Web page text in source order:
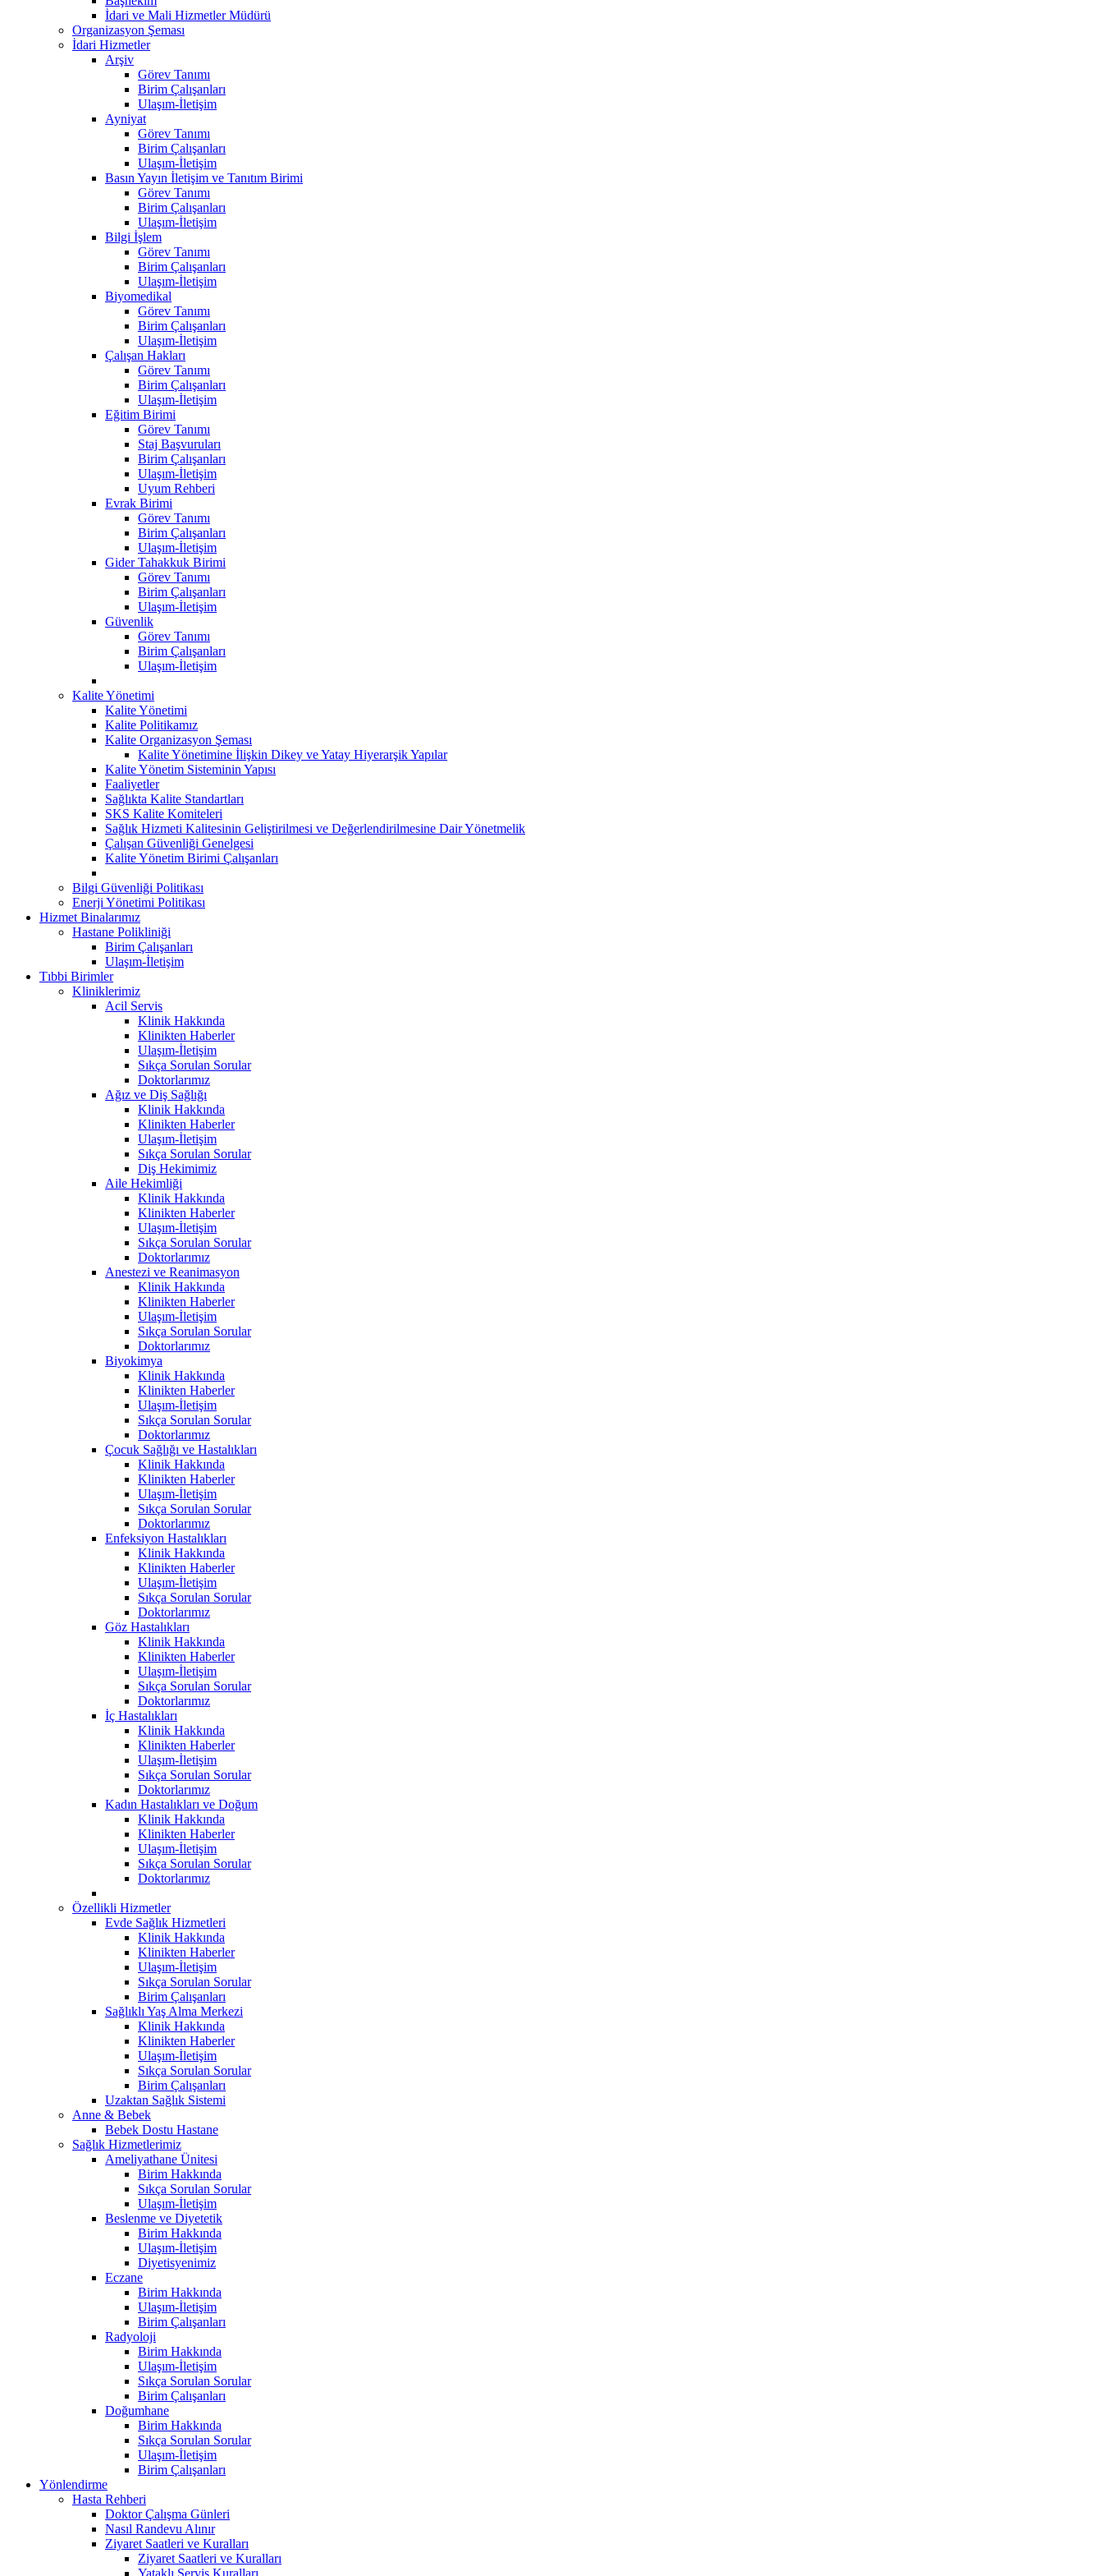
İdari ve Mali Hizmetler Müdürü
Organizasyon Şeması
İdari Hizmetler
Arşiv
Görev Tanımı
Birim Çalışanları
Ulaşım-İletişim
Ayniyat
Görev Tanımı
Birim Çalışanları
Ulaşım-İletişim
Basın Yayın İletişim ve Tanıtım Birimi
Görev Tanımı
Birim Çalışanları
Ulaşım-İletişim
Bilgi İşlem
Görev Tanımı
Birim Çalışanları
Ulaşım-İletişim
Biyomedikal
Görev Tanımı
Birim Çalışanları
Ulaşım-İletişim
Çalışan Hakları
Görev Tanımı
Birim Çalışanları
Ulaşım-İletişim
Eğitim Birimi
Görev Tanımı
Staj Başvuruları
Birim Çalışanları
Ulaşım-İletişim
Uyum Rehberi
Evrak Birimi
Görev Tanımı
Birim Çalışanları
Ulaşım-İletişim
Gider Tahakkuk Birimi
Görev Tanımı
Birim Çalışanları
Ulaşım-İletişim
Güvenlik
Görev Tanımı
Birim Çalışanları
Ulaşım-İletişim
Kalite Yönetimi
Kalite Yönetimi
Kalite Politikamız
Kalite Organizasyon Şeması
Kalite Yönetimine İlişkin Dikey ve Yatay Hiyerarşik Yapılar
Kalite Yönetim Sisteminin Yapısı
Faaliyetler
Sağlıkta Kalite Standartları
SKS Kalite Komiteleri
Sağlık Hizmeti Kalitesinin Geliştirilmesi ve Değerlendirilmesine Dair Yönetmelik
Çalışan Güvenliği Genelgesi
Kalite Yönetim Birimi Çalışanları
Bilgi Güvenliği Politikası
Enerji Yönetimi Politikası
Hizmet Binalarımız
Hastane Polikliniği
Birim Çalışanları
Ulaşım-İletişim
Tıbbi Birimler
Kliniklerimiz
Acil Servis
Klinik Hakkında
Klinikten Haberler
Ulaşım-İletişim
Sıkça Sorulan Sorular
Doktorlarımız
Ağız ve Diş Sağlığı
Klinik Hakkında
Klinikten Haberler
Ulaşım-İletişim
Sıkça Sorulan Sorular
Diş Hekimimiz
Aile Hekimliği
Klinik Hakkında
Klinikten Haberler
Ulaşım-İletişim
Sıkça Sorulan Sorular
Doktorlarımız
Anestezi ve Reanimasyon
Klinik Hakkında
Klinikten Haberler
Ulaşım-İletişim
Sıkça Sorulan Sorular
Doktorlarımız
Biyokimya
Klinik Hakkında
Klinikten Haberler
Ulaşım-İletişim
Sıkça Sorulan Sorular
Doktorlarımız
Çocuk Sağlığı ve Hastalıkları
Klinik Hakkında
Klinikten Haberler
Ulaşım-İletişim
Sıkça Sorulan Sorular
Doktorlarımız
Enfeksiyon Hastalıkları
Klinik Hakkında
Klinikten Haberler
Ulaşım-İletişim
Sıkça Sorulan Sorular
Doktorlarımız
Göz Hastalıkları
Klinik Hakkında
Klinikten Haberler
Ulaşım-İletişim
Sıkça Sorulan Sorular
Doktorlarımız
İç Hastalıkları
Klinik Hakkında
Klinikten Haberler
Ulaşım-İletişim
Sıkça Sorulan Sorular
Doktorlarımız
Kadın Hastalıkları ve Doğum
Klinik Hakkında
Klinikten Haberler
Ulaşım-İletişim
Sıkça Sorulan Sorular
Doktorlarımız
Özellikli Hizmetler
Evde Sağlık Hizmetleri
Klinik Hakkında
Klinikten Haberler
Ulaşım-İletişim
Sıkça Sorulan Sorular
Birim Çalışanları
Sağlıklı Yaş Alma Merkezi
Klinik Hakkında
Klinikten Haberler
Ulaşım-İletişim
Sıkça Sorulan Sorular
Birim Çalışanları
Uzaktan Sağlık Sistemi
Anne & Bebek
Bebek Dostu Hastane
Sağlık Hizmetlerimiz
Ameliyathane Ünitesi
Birim Hakkında
Sıkça Sorulan Sorular
Ulaşım-İletişim
Beslenme ve Diyetetik
Birim Hakkında
Ulaşım-İletişim
Diyetisyenimiz
Eczane
Birim Hakkında
Ulaşım-İletişim
Birim Çalışanları
Radyoloji
Birim Hakkında
Ulaşım-İletişim
Sıkça Sorulan Sorular
Birim Çalışanları
Doğumhane
Birim Hakkında
Sıkça Sorulan Sorular
Ulaşım-İletişim
Birim Çalışanları
Yönlendirme
Hasta Rehberi
Doktor Çalışma Günleri
Nasıl Randevu Alınır
Ziyaret Saatleri ve Kuralları
Ziyaret Saatleri ve Kuralları
Yataklı Servis Kuralları